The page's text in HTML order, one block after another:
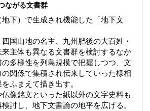
ながる文書群
下）で生成され機能した「地下文
国山地の名主、九州肥後の大百姓・
主体も異なる文書群を検討するなか
多様性を列島規模で把握しつつ、文
関係で集積され伝来していった様相
ふまえて描き出す。
像銘文といった紙以外の文字史料も
討し、地下文書論の地平を広げる。